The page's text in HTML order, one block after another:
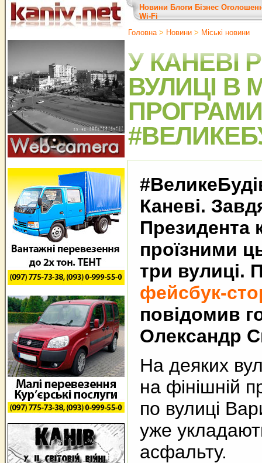
Новини Блоги Бізнес
Wi-Fi
Головна> Новини > Міські новини
У КАНЕВІ
ВУЛИЦІ В
ПРОГРАМИ
Каневі.
Президента
проїзними
три вулиці.
фейсбук-
повідомив
Олександр
На деяких
на фінішній
по вулиці
уже
асфальту.